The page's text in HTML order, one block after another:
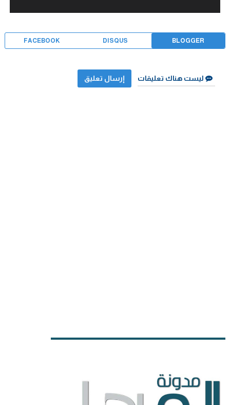
BLOGGER
DISQUS
FACEBOOK
ليست هناك تعليقات إرسال تعليق